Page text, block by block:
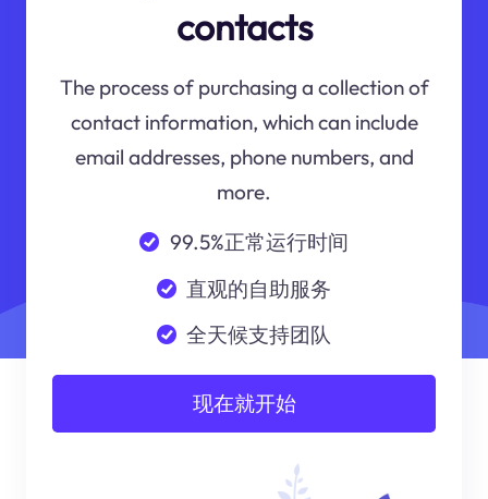
contacts
The process of purchasing a collection of
contact information, which can include
email addresses, phone numbers, and
more.
99.5%正常运行时间
直观的自助服务
全天候支持团队
现在就开始